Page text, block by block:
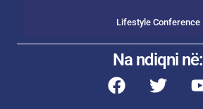
Lifestyle Conference
Na ndiqni në: